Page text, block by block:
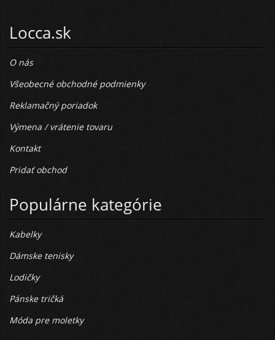
Locca.sk
O nás
Všeobecné obchodné podmienky
Reklamačný poriadok
Výmena / vrátenie tovaru
Kontakt
Pridať obchod
Populárne kategórie
Kabelky
Dámske tenisky
Lodičky
Pánske tričká
Móda pre moletky